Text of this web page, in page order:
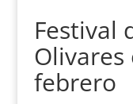
Festival
febrero